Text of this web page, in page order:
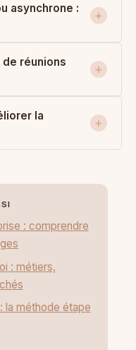
asynchrone :
réunions
la
: comprendre
: métiers,
la méthode étape